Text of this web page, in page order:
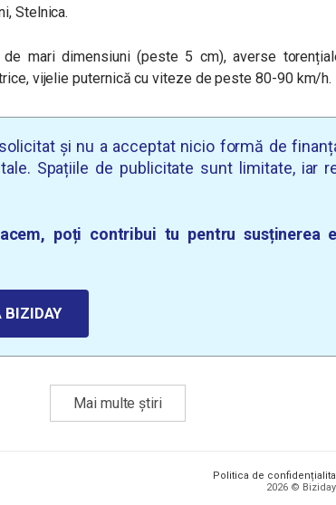
Stelnica.
mari dimensiuni (peste 5 cm), averse
vijelie puternică cu viteze de peste 80-90 km/h.
și nu a acceptat nicio formă de
Spațiile de publicitate sunt limitate, iar
poți contribui tu pentru susținerea
BIZIDAY
Mai multe știri
Politica de
2026 © Biziday